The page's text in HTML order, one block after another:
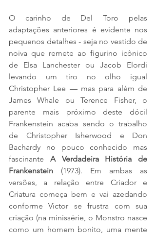
O carinho de Del Toro pelas
adaptações anteriores é evidente nos
pequenos detalhes - seja no vestido de
noiva que remete ao figurino icônico
de Elsa Lanchester ou Jacob Elordi
levando um tiro no olho igual
Christopher Lee — mas para além de
James Whale ou Terence Fisher, o
parente mais próximo deste dócil
Frankenstein acaba sendo o trabalho
de Christopher Isherwood e Don
Bachardy no pouco conhecido mas
fascinante A Verdadeira História de
Frankenstein (1973). Em ambas as
versões, a relação entre Criador e
Criatura começa bem e vai azedando
conforme Victor se frustra com sua
criação (na minissérie, o Monstro nasce
como um homem bonito, uma mente